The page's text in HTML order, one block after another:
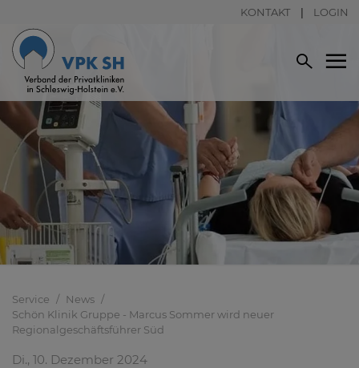
KONTAKT LOGIN
Service
News
Schön Klinik Gruppe - Marcus Sommer wird neuer
Regionalgeschäftsführer Süd
Di., 10. Dezember 2024